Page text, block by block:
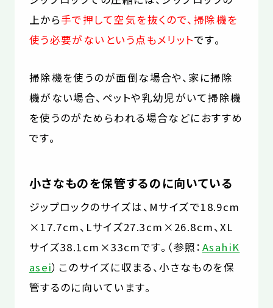
上から手で押して空気を抜くので、掃除機を
使う必要がないという点もメリットです。
掃除機を使うのが面倒な場合や、家に掃除
機がない場合、ペットや乳幼児がいて掃除機
を使うのがためらわれる場合などにおすすめ
です。
小さなものを保管するのに向いている
ジップロックのサイズは、Mサイズで18.9cm
×17.7cm、Lサイズ27.3cm×26.8cm、XL
サイズ38.1cm×33cmです。（参照： AsahiK
asei）このサイズに収まる、小さなものを保
管するのに向いています。